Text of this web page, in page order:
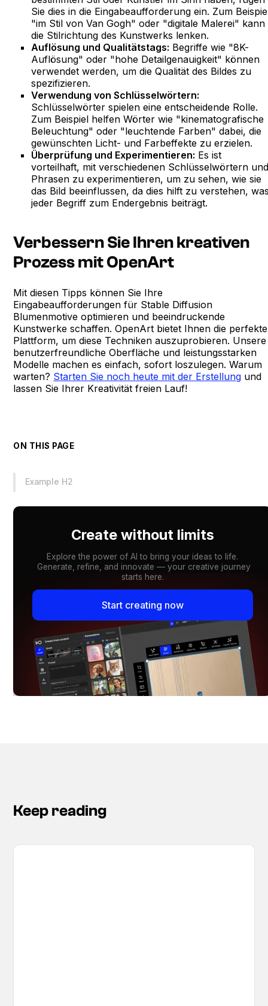
Sie dies in die Eingabeaufforderung ein. Zum
"im Stil von Van Gogh" oder "digitale Malerei" kann
die Stilrichtung des Kunstwerks lenken.
Auflösung und Qualitätstags: Begriffe wie "8K-
Auflösung" oder "hohe Detailgenauigkeit" können
verwendet werden, um die Qualität des Bildes zu
spezifizieren.
Verwendung von Schlüsselwörtern:
Schlüsselwörter spielen eine entscheidende Rolle.
Zum Beispiel helfen Wörter wie "kinematografische
Beleuchtung" oder "leuchtende Farben" dabei, die
gewünschten Licht- und Farbeffekte zu erzielen.
Überprüfung und Experimentieren: Es ist
vorteilhaft, mit verschiedenen Schlüsselwörtern
Phrasen zu experimentieren, um zu sehen, wie sie
das Bild beeinflussen, da dies hilft zu verstehen,
jeder Begriff zum Endergebnis beiträgt.
Verbessern Sie Ihren kreativen
Prozess mit OpenArt
Mit diesen Tipps können Sie Ihre
Eingabeaufforderungen für Stable Diffusion
Blumenmotive optimieren und beeindruckende
Kunstwerke schaffen. OpenArt bietet Ihnen die perfekte
Plattform, um diese Techniken auszuprobieren. Unsere
benutzerfreundliche Oberfläche und leistungsstarken
Modelle machen es einfach, sofort loszulegen. Warum
warten? Starten Sie noch heute mit der Erstellung und
lassen Sie Ihrer Kreativität freien Lauf!
ON THIS PAGE
Example H2
Create without limits
Explore the power of AI to bring your ideas to life.
Generate, refine, and innovate — your creative journey
starts here.
Start creating now
Keep reading